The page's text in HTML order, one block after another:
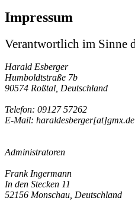
Impressum
Verantwortlich im Sinne
Harald Esberger
Humboldtstraße 7b
90574 Roßtal, Deutschland
Telefon: 09127 57262
E-Mail: haraldesberger[at]gmx.de
Administratoren
Frank Ingermann
In den Stecken 11
52156 Monschau, Deutschland